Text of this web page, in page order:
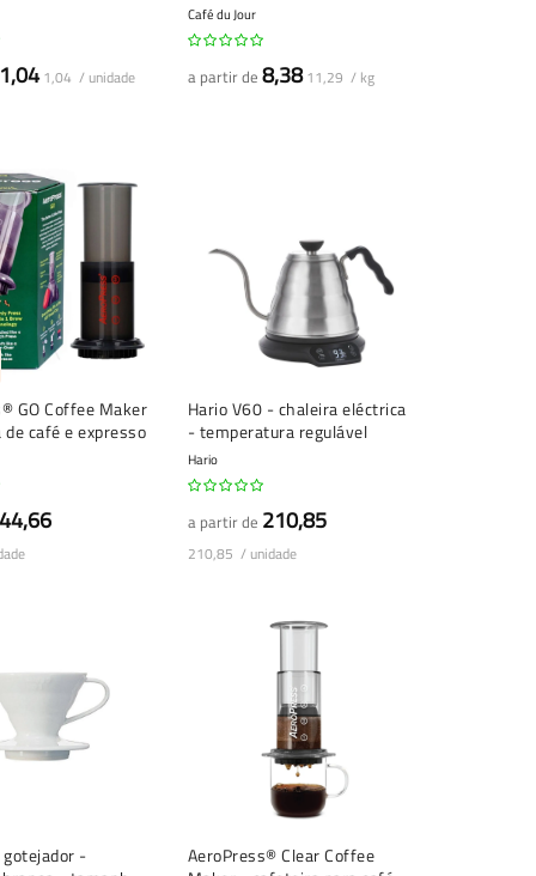
1,041,04 / unidade
Café du Jour
a partir de 8,38 11,29 / kg
GO Coffee Maker
café e expresso
44,66
Hario V60 - chaleira eléctrica
- temperatura regulável
Hario
a partir de 210,85
210,85 / unidade
-
AeroPress® Clear Coffee